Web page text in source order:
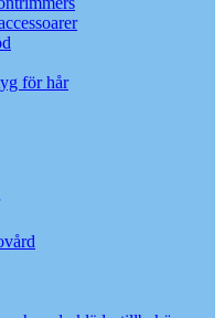
för hår